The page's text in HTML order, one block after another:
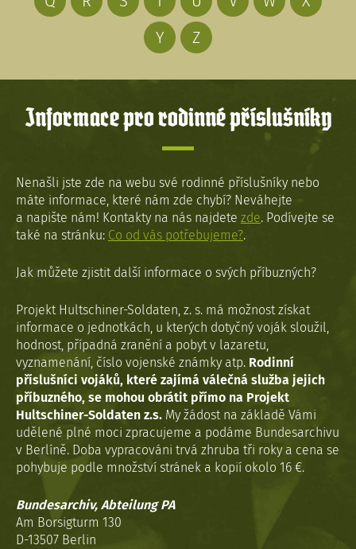
Y
Z
Informace pro rodinné příslušníky
Nenašli jste zde na webu své rodinné příslušníky nebo
máte informace, které nám zde chybí? Neváhejte
a napište nám! Kontakty na nás najdete zde. Podívejte se
také na stránku: Co od vás potřebujeme?.
Jak můžete zjistit další informace o svých příbuzných?
Projekt Hultschiner-Soldaten, z. s. má možnost získat
informace o jednotkách, u kterých dotyčný voják sloužil,
hodnost, případná zranění a pobyt v lazaretu,
vyznamenání, číslo vojenské známky atp. Rodinní
příslušníci vojáků, které zajímá válečná služba jejich
příbuzného, se mohou obrátit přímo na Projekt
Hultschiner-Soldaten z.s. My žádost na základě Vámi
udělené plné moci zpracujeme a podáme Bundesarchivu
v Berlíně. Doba vypracováni trvá zhruba tři roky a cena se
pohybuje podle množství stránek a kopií okolo 16 €.
Bundesarchiv, Abteilung PA
Am Borsigturm 130
D-13507 Berlin